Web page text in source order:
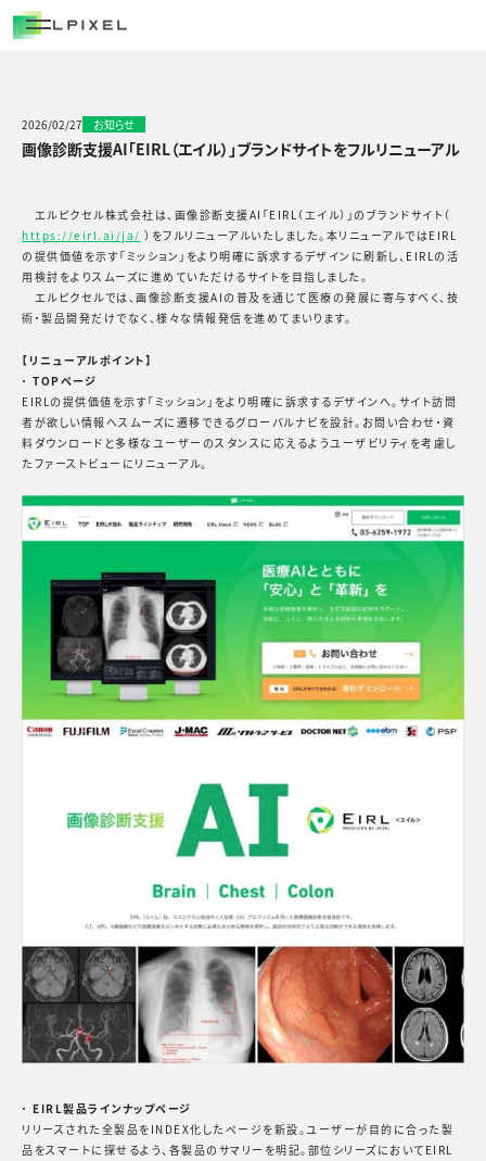
COMPANY
経営メンバー
会社概要
CAREERS
NEWS/OUT COME
BLOG
2026/02/27 お知らせ
画像診断支援AI「EIRL（エイル）」ブランドサイトをフルリニューアル
エルピクセル株式会社は、画像診断支援AI「EIRL（エイル）」のブランドサイト（
https://eirl.ai/ja/ ）をフルリニューアルいたしました。本リニューアルではEIRL
の提供価値を示す「ミッション」をより明確に訴求するデザインに刷新し、EIRLの活
用検討をよりスムーズに進めていただけるサイトを目指しました。
エルピクセルでは、画像診断支援AIの普及を通じて医療の発展に寄与すべく、技
術・製品開発だけでなく、様々な情報発信を進めてまいります。
【リニューアルポイント】
・ TOPページ
EIRLの提供価値を示す「ミッション」をより明確に訴求するデザインへ。サイト訪問
者が欲しい情報へスムーズに遷移できるグローバルナビを設計。お問い合わせ・資
料ダウンロードと多様なユーザーのスタンスに応えるようユーザビリティを考慮し
たファーストビューにリニューアル。
・ EIRL製品ラインナップページ
リリースされた全製品をINDEX化したページを新設。ユーザーが目的に合った製
品をスマートに探せるよう、各製品のサマリーを明記。部位シリーズにおいてEIRL